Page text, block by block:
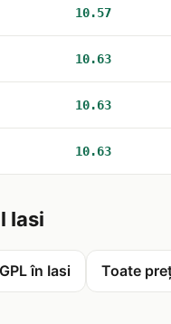
10.57
10.63
10.63
10.63
Iasi
în Iasi Toate